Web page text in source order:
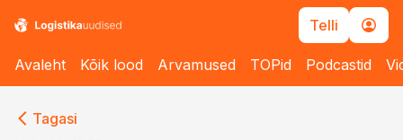
Telli
Avaleht Kõik lood Arvamused TOPid Podcastid
Tagasi